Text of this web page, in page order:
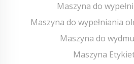
Maszyna do
Maszyna do wypełniania
Maszyna do
Maszyna